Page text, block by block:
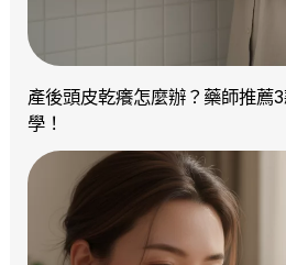
產後頭皮乾癢怎麼辦？藥師推薦
學！